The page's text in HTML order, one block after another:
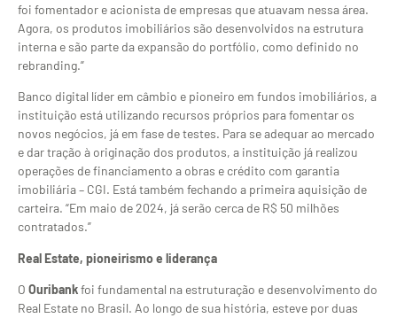
foi fomentador e acionista de empresas que atuavam nessa área.
Agora, os produtos imobiliários são desenvolvidos na estrutura
interna e são parte da expansão do portfólio, como definido no
rebranding.”
Banco digital líder em câmbio e pioneiro em fundos imobiliários, a
instituição está utilizando recursos próprios para fomentar os
novos negócios, já em fase de testes. Para se adequar ao mercado
e dar tração à originação dos produtos, a instituição já realizou
operações de financiamento a obras e crédito com garantia
imobiliária – CGI. Está também fechando a primeira aquisição de
carteira. “Em maio de 2024, já serão cerca de R$ 50 milhões
contratados.”
Real Estate, pioneirismo e liderança
O Ouribankfoi fundamental na estruturação e desenvolvimento do
Real Estate no Brasil. Ao longo de sua história, esteve por duas